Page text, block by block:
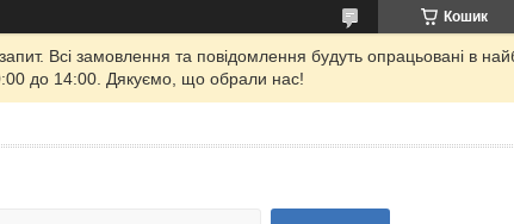
Кошик
Всі замовлення та повідомлення будуть опрацьовані в
до 14:00. Дякуємо, що обрали нас!